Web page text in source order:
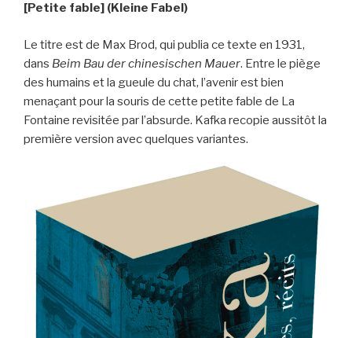
[Petite fable] (Kleine Fabel)
Le titre est de Max Brod, qui publia ce texte en 1931,
dans Beim Bau der chinesischen Mauer. Entre le piège
des humains et la gueule du chat, l’avenir est bien
menaçant pour la souris de cette petite fable de La
Fontaine revisitée par l’absurde. Kafka recopie aussitôt la
première version avec quelques variantes.